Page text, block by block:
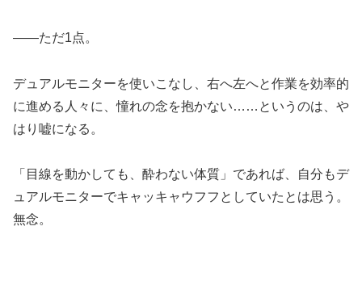
――ただ1点。
デュアルモニターを使いこなし、右へ左へと作業を効率的
に進める人々に、憧れの念を抱かない……というのは、や
はり嘘になる。
「目線を動かしても、酔わない体質」であれば、自分もデ
ュアルモニターでキャッキャウフフとしていたとは思う。
無念。